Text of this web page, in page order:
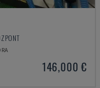
146,000 €